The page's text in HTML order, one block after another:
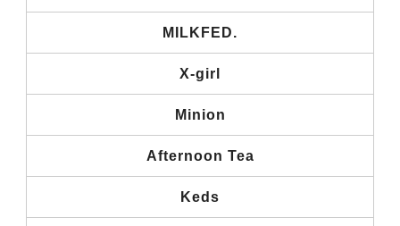
MILKFED.
X-girl
Minion
Afternoon Tea
Keds